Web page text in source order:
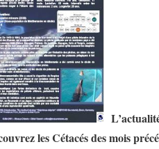
les Cétacés des mois